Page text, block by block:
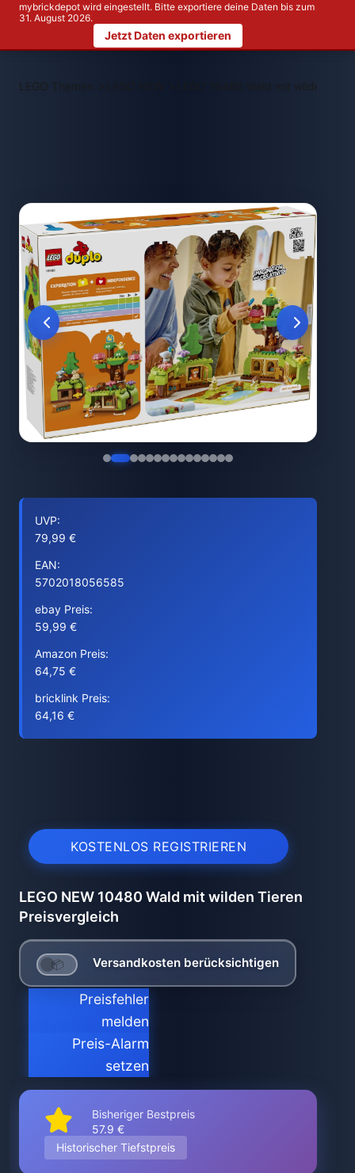
mybrickdepot wird eingestellt. Bitte exportiere deine Daten bis zum
31. August 2026.
Jetzt Daten exportieren
LEGO Themen > LEGO 10480 Wald mit wilden
UVP:
79,99 €
EAN:
5702018056585
ebay Preis:
59,99 €
Amazon Preis:
64,75 €
bricklink Preis:
64,16 €
KOSTENLOS REGISTRIEREN
LEGO NEW 10480 Wald mit wilden Tieren
Preisvergleich
Versandkosten berücksichtigen
Preisfehler
melden
Preis-Alarm
setzen
Bisheriger Bestpreis
57.9 €
Historischer Tiefstpreis